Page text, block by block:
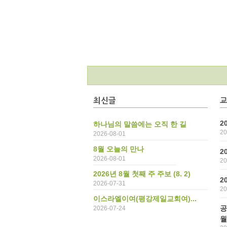
최신글
하나님의 말씀에는 오직 한 길
2026-08-01
8월 오늘의 만나
2026-08-01
2026년 8월 첫째 주 주보 (8. 2)
2026-07-31
이스라엘이여(평강제일교회여)...
2026-07-24